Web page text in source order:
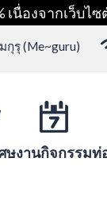
นื่องจากเว็บ
มกุรุ (Me~guru)
ษงานกิจกรรมท่